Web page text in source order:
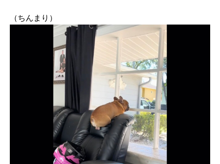
（ちんまり）